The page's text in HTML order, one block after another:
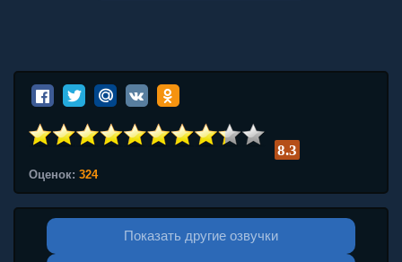
8.3
Оценок: 324
Показать другие озвучки